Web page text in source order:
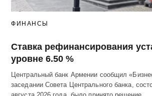
ФИНАНСЫ
Ставка рефинансирования
уровне 6.50 %
Центральный банк Армении сообщил
заседании Совета Центрального банка,